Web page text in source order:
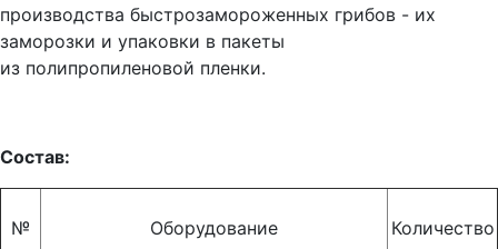
производства быстрозамороженных грибов - их
заморозки и упаковки в пакеты
из полипропиленовой пленки.
Состав:
№ Оборудование Количество